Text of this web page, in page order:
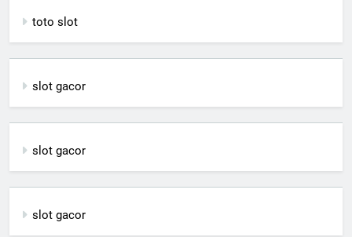
toto slot
slot gacor
slot gacor
slot gacor